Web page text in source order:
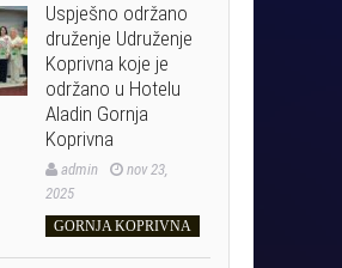
Uspješno održano
druženje Udruženje
Koprivna koje je
održano u Hotelu
Aladin Gornja
Koprivna
admin
nov 23,
2025
GORNJA KOPRIVNA